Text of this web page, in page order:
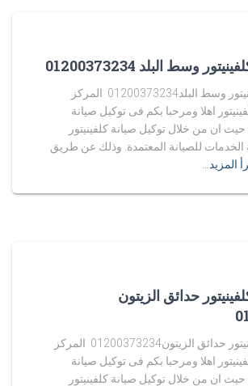
وسط البلد 01200373234
توكيل صيانة كلفينيتور وسط البلد01200373234 المركز
اهلا ومرحبا بكم فى توكيل صيانة
حيث ان من خلال توكيل صيانة كلفينيتور
الخدمات للصيانة المعتمدة. وذلك عن طريق
المزيد…
حدائق الزيتون
توكيل صيانة كلفينيتور حدائق الزيتون01200373234 المركز
اهلا ومرحبا بكم فى توكيل صيانة
حيث ان من خلال توكيل صيانة كلفينيتور